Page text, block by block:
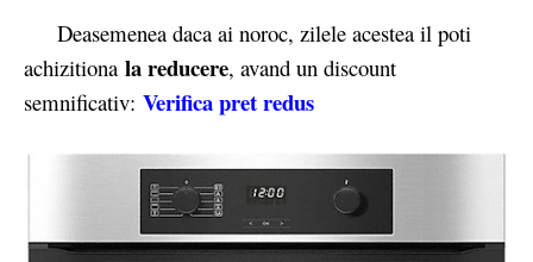
Deasemenea daca ai noroc, zilele acestea il poti
achizitiona la reducere, avand un discount
semnificativ: Verifica pret redus